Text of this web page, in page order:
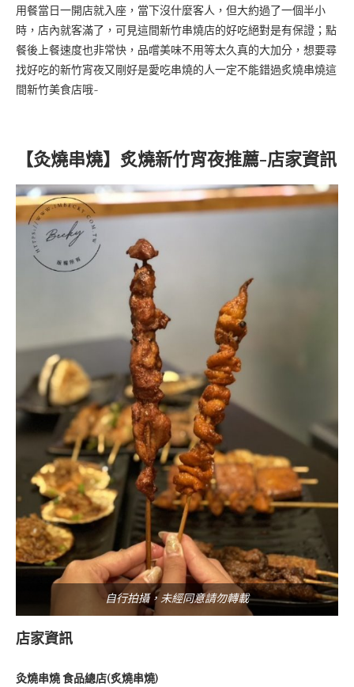
用餐當日一開店就入座，當下沒什麼客人，但大約過了一個半小
時，店內就客滿了，可見這間新竹串燒店的好吃絕對是有保證；點
餐後上餐速度也非常快，品嚐美味不用等太久真的大加分，想要尋
找好吃的新竹宵夜又剛好是愛吃串燒的人一定不能錯過炙燒串燒這
間新竹美食店哦~
【灸燒串燒】 炙燒新竹宵夜推薦-店家資訊
自行拍攝，未經同意請勿轉載
店家資訊
灸燒串燒 食品總店(炙燒串燒)